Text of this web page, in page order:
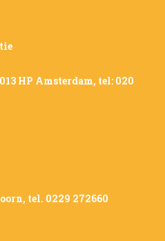
HP Amsterdam, tel: 020
tel. 0229 272660